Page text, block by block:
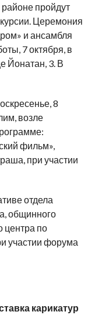
пройдут
Церемония
и ансамбля
7 октября, в
Йонатан, 3. В
8
возле
фильм»,
при участии
отдела
общинного
центра по
участии форума
карикатур